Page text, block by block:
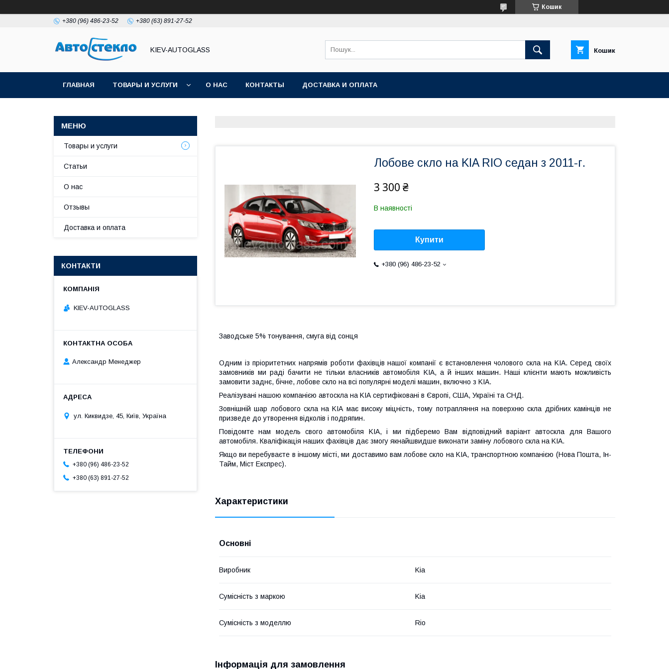
Кошик
+380 (96) 486-23-52 +380 (63) 891-27-52
KIEV-AUTOGLASS Кошик
ГЛАВНАЯ ТОВАРЫ И УСЛУГИ О НАС КОНТАКТЫ ДОСТАВКА И ОПЛАТА
Лобове скло на KIA RIO седан з 2011-г.
3 300 ₴
В наявності
Купити
+380 (96) 486-23-52
Заводське 5% тонування, смуга від сонця
Одним із пріоритетних напрямів роботи фахівців нашої компанії є встановлення чолового скла на KIA. Серед своїх
замовників ми раді бачити не тільки власників автомобіля KIA, а й інших машин. Наші клієнти мають можливість
замовити заднє, бічне, лобове скло на всі популярні моделі машин, включно з KIA.
Реалізувані нашою компанією автоскла на KIA сертифіковані в Європі, США, Україні та СНД.
Зовнішній шар лобового скла на KIA має високу міцність, тому потрапляння на поверхню скла дрібних камінців не
призведе до утворення відколів і подряпин.
Повідомте нам модель свого автомобіля KIA, і ми підберемо Вам відповідний варіант автоскла для Вашого
автомобіля. Кваліфікація наших фахівців дає змогу якнайшвидше виконати заміну лобового скла на KIA.
Якщо ви перебуваєте в іншому місті, ми доставимо вам лобове скло на KIA, транспортною компанією (Нова Пошта, Ін-
Тайм, Міст Експрес).
Характеристики
Основні
Виробник Kia
Сумісність з маркою Kia
Сумісність з моделлю Rio
Інформація для замовлення
Товары и услуги
Статьи
О нас
Отзывы
Доставка и оплата
КОНТАКТИ
KIEV-AUTOGLASS
Александр Менеджер
ул. Киквидзе, 45, Київ, Україна
+380 (96) 486-23-52
+380 (63) 891-27-52